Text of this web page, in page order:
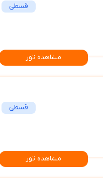
قسطی
مشاهده تور
قسطی
مشاهده تور